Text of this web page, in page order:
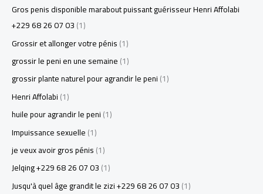
Gros penis disponible marabout puissant guérisseur Henri Affolabi
+229 68 26 07 03(1)
Grossir et allonger votre pénis(1)
grossir le peni en une semaine(1)
grossir plante naturel pour agrandir le peni(1)
Henri Affolabi(1)
huile pour agrandir le peni(1)
Impuissance sexuelle(1)
je veux avoir gros pénis(1)
Jelqing +229 68 26 07 03(1)
Jusqu'à quel âge grandit le zizi +229 68 26 07 03(1)